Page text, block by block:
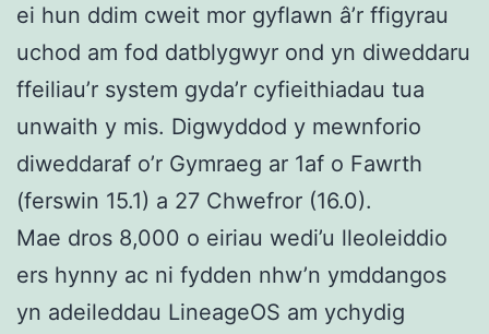
ei hun ddim cweit mor gyflawn â’r ffigyrau
uchod am fod datblygwyr ond yn diweddaru
ffeiliau’r system gyda’r cyfieithiadau tua
unwaith y mis. Digwyddod y mewnforio
diweddaraf o’r Gymraeg ar 1af o Fawrth
(ferswin 15.1) a 27 Chwefror (16.0).
Mae dros 8,000 o eiriau wedi’u lleoleiddio
ers hynny ac ni fydden nhw’n ymddangos
yn adeileddau LineageOS am ychydig